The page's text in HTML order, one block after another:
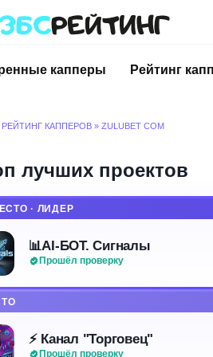
капперы
Рейтинг
РЕЙТИНГ КАППЕРОВ » ZULUBET COM
лучших проектов
· ЛИДЕР
📊AI-БОТ. Сигналы
Прошёл проверку
⚡️ Канал "Торговец"
Прошёл проверку